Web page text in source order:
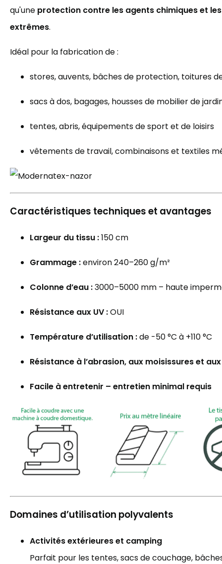
qu'une protection contre les agents chimiques et
extrêmes.
Idéal pour la fabrication de :
stores, auvents, bâches de protection, toitures
sacs à dos, bagages, housses de mobilier de
tentes, abris, équipements de sport et de loisirs
vêtements de travail, combinaisons et textiles
Caractéristiques techniques et avantages
Largeur du tissu :150 cm
Grammage :environ 240–260 g/m²
Colonne d’eau :3000–5000 mm – haute
Résistance aux UV :OUI
Température d’utilisation :de -50 °C à +110 °C
Résistance à l’abrasion, aux moisissures et
Facile à entretenir – entretien minimal requis
Domaines d’utilisation polyvalents
Activités extérieures et camping
Parfait pour les tentes, sacs de couchage,